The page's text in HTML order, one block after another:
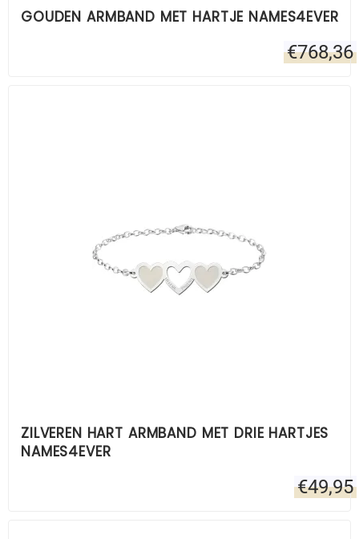
GOUDEN ARMBAND MET HARTJE NAMES4EVER
€768,36
ZILVEREN HART ARMBAND MET DRIE HARTJES
NAMES4EVER
€49,95